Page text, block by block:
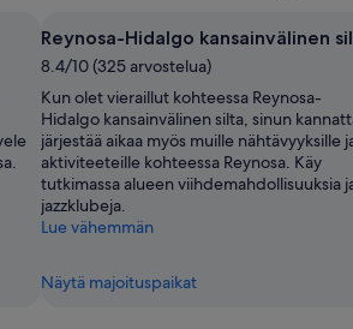
Reynosa-Hidalgo kansainvälinen
8.4/10 (325 arvostelua)
Kun olet vieraillut kohteessa Reynosa-
Hidalgo kansainvälinen silta, sinun
järjestää aikaa myös muille nähtävyyksille
aktiviteeteille kohteessa Reynosa. Käy
tutkimassa alueen viihdemahdollisuuksia
jazzklubeja.
Lue vähemmän
Näytä majoituspaikat